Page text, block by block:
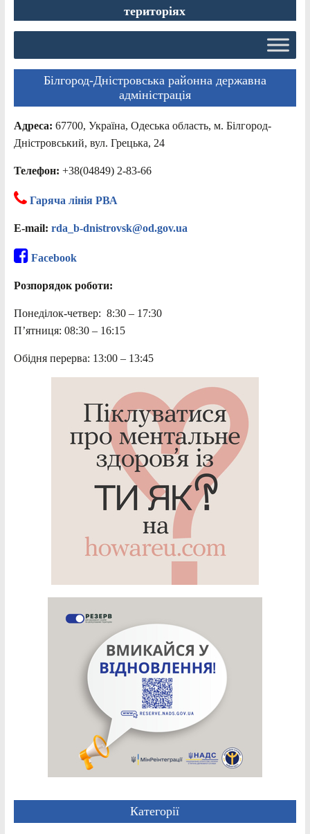
територіях
Білгород-Дністровська районна державна
адміністрація
Адреса: 67700, Україна, Одеська область, м. Білгород-
Дністровський, вул. Грецька, 24
Телефон: +38(04849) 2-83-66
Гаряча лінія РВА
E-mail: rda_b-dnistrovsk@od.gov.ua
Facebook
Розпорядок роботи:
Понеділок-четвер: 8:30 – 17:30
П’ятниця: 08:30 – 16:15
Обідня перерва: 13:00 – 13:45
Категорії